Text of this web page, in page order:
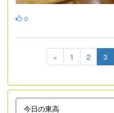
0
« 1 2 3
今日の東高